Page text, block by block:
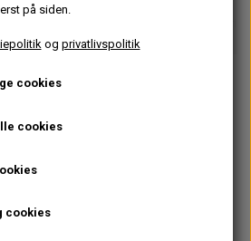
Hjem
dieselfyr
Bådvarmer
Strøm
Vind/Sol
på siden.
og privatlivspolitik
cookies
cookies
cookies